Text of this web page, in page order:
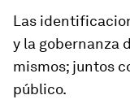
Las
y la gobernanza
mismos; juntos
público.